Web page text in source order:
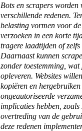
Bots en scrapers worden
verschillende redenen.
belasting vormen voor
verzoeken in een korte
tragere laadtijden of
Daarnaast kunnen
zonder toestemming,
opleveren. Websites
kopiëren en
ongeautoriseerde
implicaties hebben,
overtreding van de
deze redenen